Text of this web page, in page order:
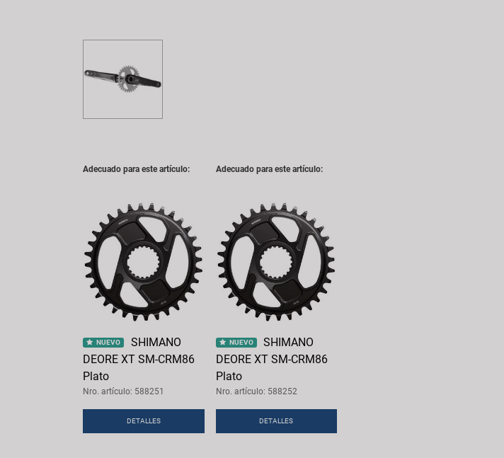
Adecuado para este artículo:
NUEVO
SHIMANO
DEORE XT SM-CRM86
Plato
Nro. artículo: 588251
DETALLES
Adecuado para este artículo:
NUEVO
SHIMANO
DEORE XT SM-CRM86
Plato
Nro. artículo: 588252
DETALLES